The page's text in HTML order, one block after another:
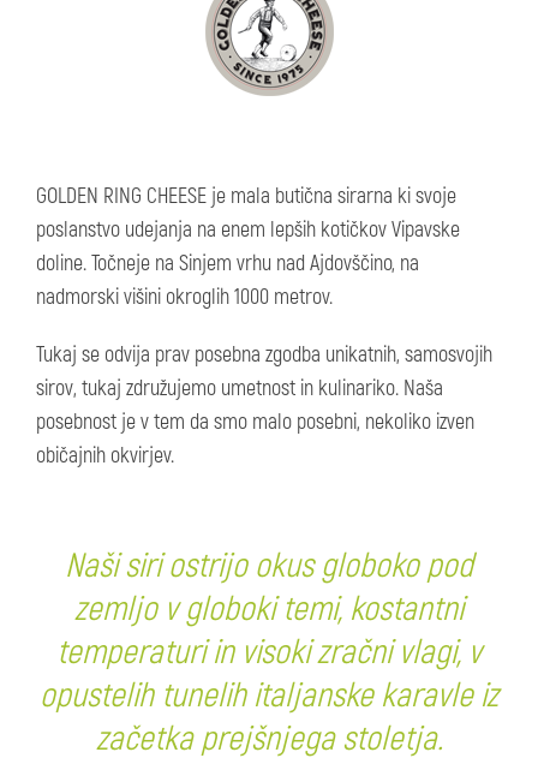
GOLDEN RING CHEESE je mala butična sirarna ki svoje
poslanstvo udejanja na enem lepših kotičkov Vipavske
doline. Točneje na Sinjem vrhu nad Ajdovščino, na
nadmorski višini okroglih 1000 metrov.
Tukaj se odvija prav posebna zgodba unikatnih, samosvojih
sirov, tukaj združujemo umetnost in kulinariko. Naša
posebnost je v tem da smo malo posebni, nekoliko izven
običajnih okvirjev.
Naši siri ostrijo okus globoko pod
zemljo v globoki temi, kostantni
temperaturi in visoki zračni vlagi, v
opustelih tunelih italjanske karavle iz
začetka prejšnjega stoletja.